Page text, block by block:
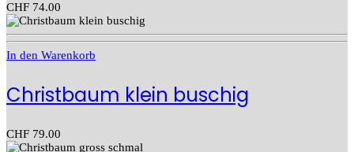
CHF 74.00
In den Warenkorb
Christbaum klein buschig
CHF 79.00